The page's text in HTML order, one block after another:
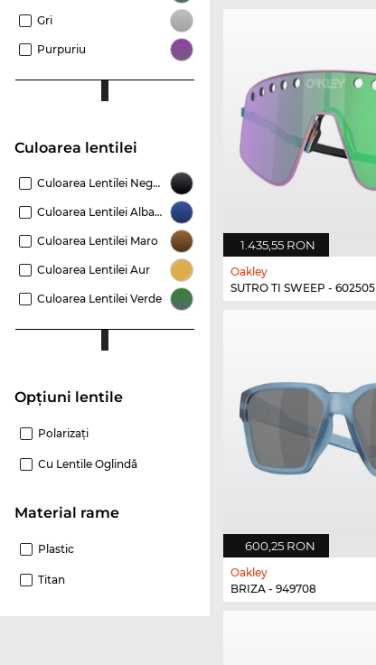
Gri
Purpuriu
Culoarea lentilei
Culoarea Lentilei Negru
Culoarea Lentilei Albastru
Culoarea Lentilei Maro
Culoarea Lentilei Aur
Culoarea Lentilei Verde
Opțiuni lentile
Polarizaţi
Cu Lentile Oglindă
Material rame
Plastic
Titan
1.435,55 RON
Oakley
SUTRO TI SWEEP - 602505
600,25 RON
Oakley
BRIZA - 949708